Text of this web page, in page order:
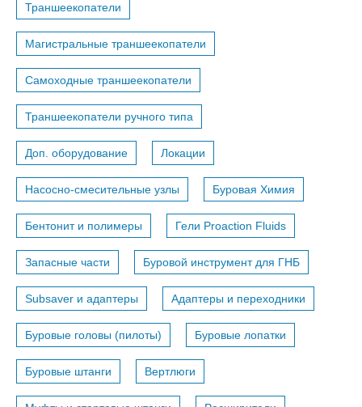
Траншеекопатели
Магистральные траншеекопатели
Самоходные траншеекопатели
Траншеекопатели ручного типа
Доп. оборудование Локации
Насосно-смесительные узлы Буровая Химия
Бентонит и полимеры Гели Proaction Fluids
Запасные части Буровой инструмент для ГНБ
Subsaver и адаптеры Адаптеры и переходники
Буровые головы (пилоты) Буровые лопатки
Буровые штанги Вертлюги